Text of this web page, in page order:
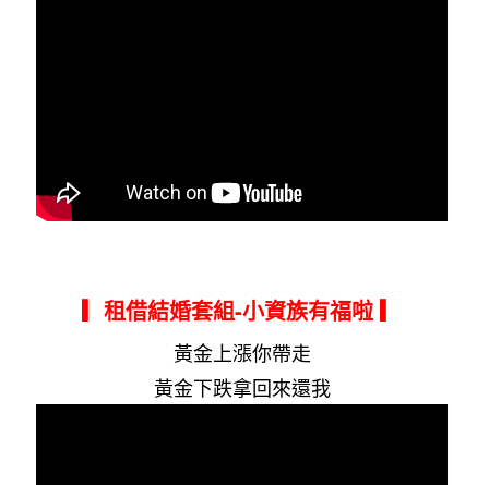
▎租借結婚套組-小資族有福啦 ▎
黃金上漲你帶走
黃金下跌拿回來還我